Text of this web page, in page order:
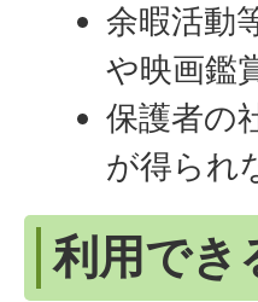
余暇活動
や映画鑑
保護者の
が得られ
利用でき